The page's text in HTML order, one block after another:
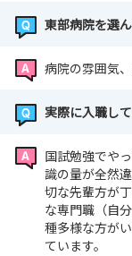
東部病院を選
病院の雰囲気
実際に入職し
国試勉強でや
識の量が全然
切な先輩方が
な専門職（自
種多様な方が
ています。